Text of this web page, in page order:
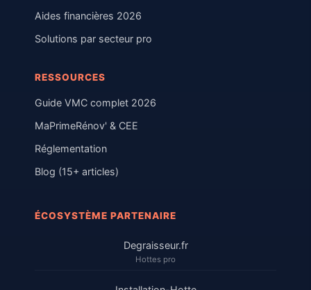
Aides financières 2026
Solutions par secteur pro
RESSOURCES
Guide VMC complet 2026
MaPrimeRénov' & CEE
Réglementation
Blog (15+ articles)
ÉCOSYSTÈME PARTENAIRE
Degraisseur.fr
Hottes pro